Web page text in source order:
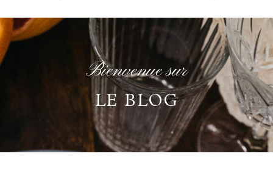
Bienvenue sur
LE BLOG